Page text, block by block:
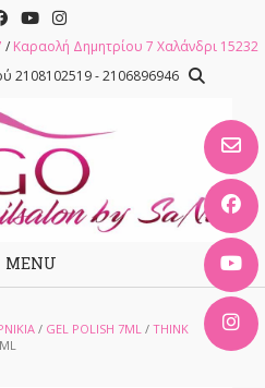
/ Καραολή Δημητρίου 7 Χαλάνδρι 15232
2108102519 - 2106896946
MENU
/ GEL POLISH 7ML / THINK